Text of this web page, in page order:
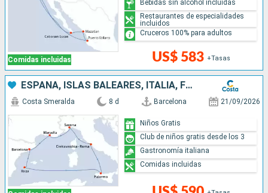
Comidas incluidas US$ 583 +Tasas
Bebidas sin alcohol incluidas
Restaurantes de especialidades
incluidos
Cruceros 100% para adultos
ESPAÑA, ISLAS BALEARES, ITALIA, FRANCIA
Costa Smeralda 8 d Barcelona 21/09/2026
Niños Gratis
Club de niños gratis desde los 3
Gastronomía italiana
Comidas incluidas